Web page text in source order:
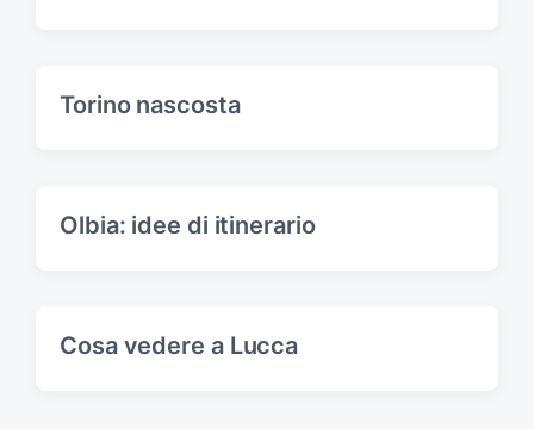
Torino nascosta
Olbia: idee di itinerario
Cosa vedere a Lucca